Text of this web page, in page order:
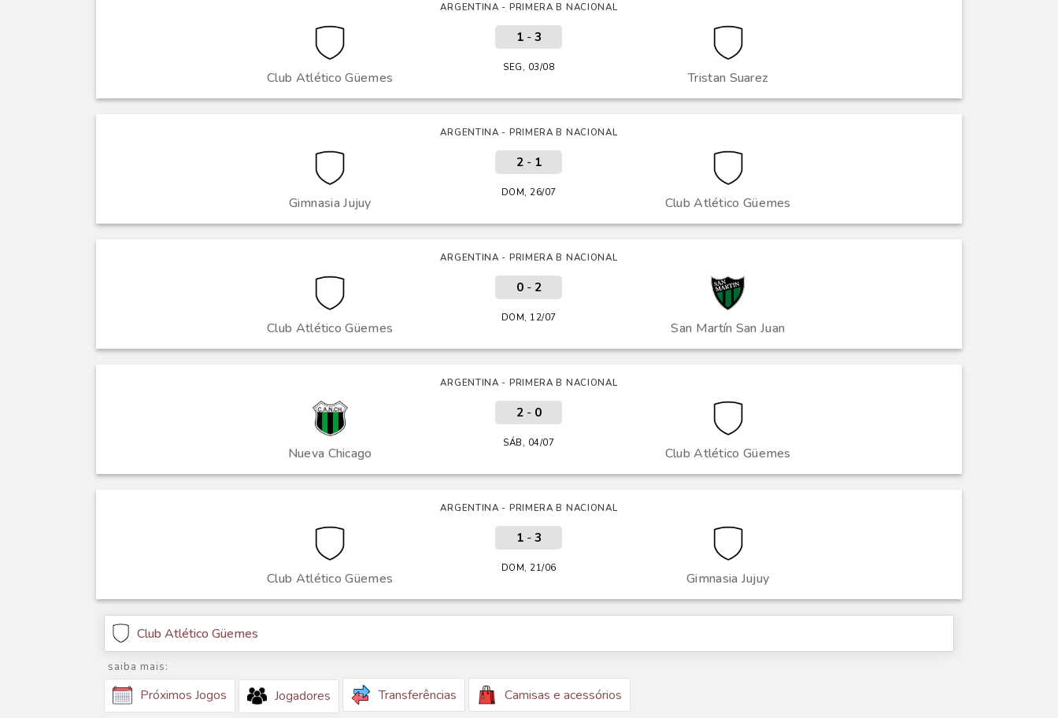
ARGENTINA - PRIMERA B NACIONAL
Club Atlético Güemes Tristan Suarez
1- 3
SEG, 03/08
ARGENTINA - PRIMERA B NACIONAL
Gimnasia Jujuy Club Atlético Güemes
2- 1
DOM, 26/07
ARGENTINA - PRIMERA B NACIONAL
Club Atlético Güemes San Martín San Juan
0- 2
DOM, 12/07
ARGENTINA - PRIMERA B NACIONAL
Nueva Chicago Club Atlético Güemes
2- 0
SÁB, 04/07
ARGENTINA - PRIMERA B NACIONAL
Club Atlético Güemes Gimnasia Jujuy
1- 3
DOM, 21/06
Club Atlético Güemes
saiba mais:
Próximos Jogos Jogadores Transferências Camisas e acessórios